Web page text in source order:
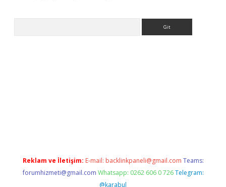
Reklam ve İletişim: E-mail: backlinkpaneli@gmail.com Teams:
forumhizmeti@gmail.com Whatsapp: 0262 606 0 726 Telegram:
@karabul